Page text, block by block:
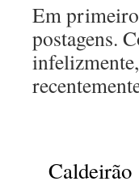
Em primeiro
postagens.
Caldeirão